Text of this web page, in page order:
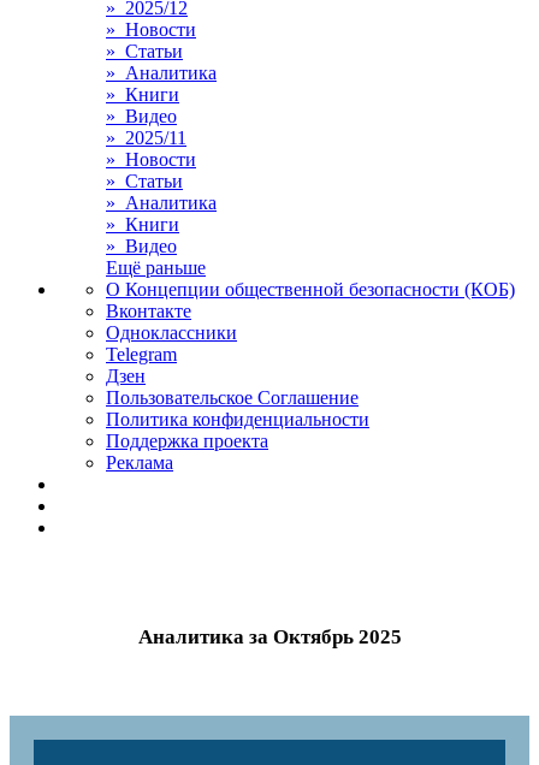
» 2025/12
» Новости
» Статьи
» Аналитика
» Книги
» Видео
» 2025/11
» Новости
» Статьи
» Аналитика
» Книги
» Видео
Ещё раньше
О Концепции общественной безопасности (КОБ)
Вконтакте
Одноклассники
Telegram
Дзен
Пользовательское Соглашение
Политика конфиденциальности
Поддержка проекта
Реклама
Аналитика за Октябрь 2025